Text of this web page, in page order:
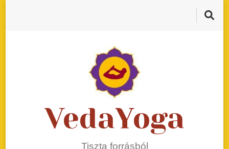
VedaYoga
Tiszta forrásból